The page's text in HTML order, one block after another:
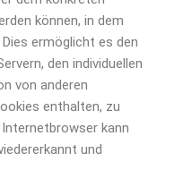
können, in dem
ermöglicht es den
den individuellen
von anderen
enthalten, zu
kann
und